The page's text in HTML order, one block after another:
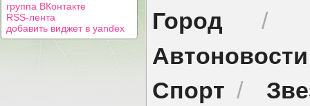
группа ВКонтакте
RSS-лента
добавить виджет в yandex
Город /
Автоновости
Спорт /